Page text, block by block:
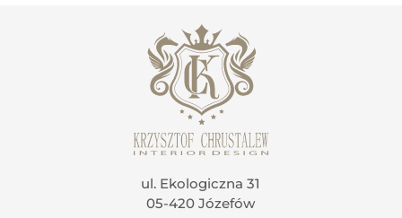
ul. Ekologiczna 31
05-420 Józefów